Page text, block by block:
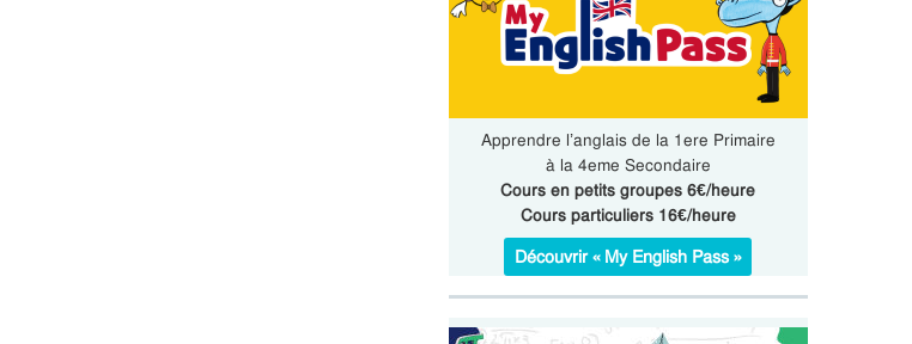
Apprendre l’anglais de la 1ere Primaire
à la 4eme Secondaire
Cours en petits groupes 6€/heure
Cours particuliers 16€/heure
Découvrir « My English Pass »